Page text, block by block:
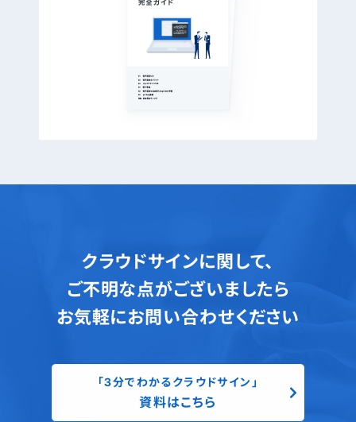
クラウドサインに関して、
ご不明な点がございましたら
お気軽にお問い合わせください
「3分でわかるクラウドサイン」
資料はこちら